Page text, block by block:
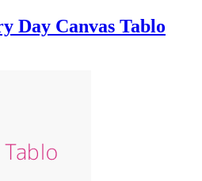
Day Canvas Tablo